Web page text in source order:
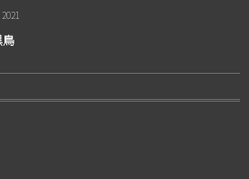
鳥